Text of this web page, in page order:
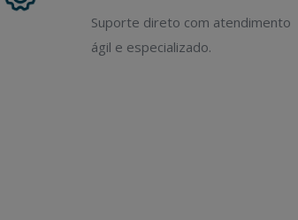
Suporte direto com atendimento
ágil e especializado.